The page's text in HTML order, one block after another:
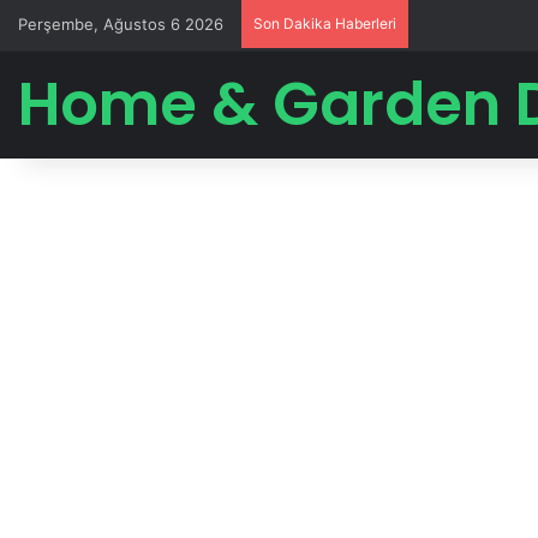
Perşembe, Ağustos 6 2026 Son Dakika Haberleri
Home & Garden